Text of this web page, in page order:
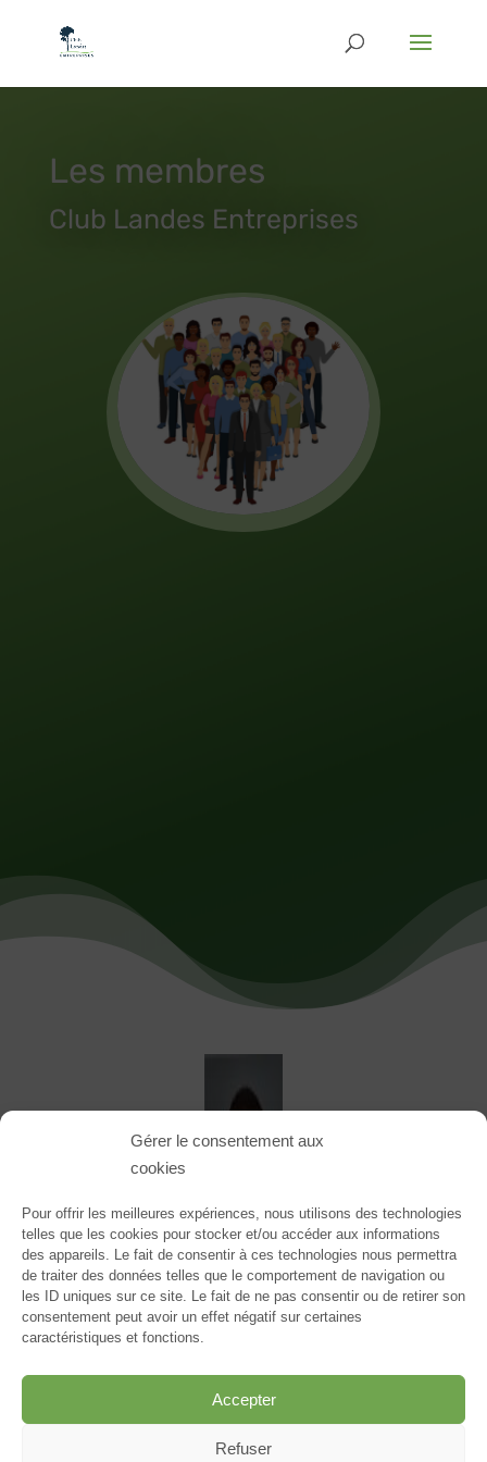
Gérer le consentement aux
cookies
Pour offrir les meilleures expériences, nous utilisons des technologies
telles que les cookies pour stocker et/ou accéder aux informations
des appareils. Le fait de consentir à ces technologies nous permettra
de traiter des données telles que le comportement de navigation ou
les ID uniques sur ce site. Le fait de ne pas consentir ou de retirer son
consentement peut avoir un effet négatif sur certaines
caractéristiques et fonctions.
Accepter
Refuser
Les membres
Club Landes Entreprises
Frédéric DUPOUY